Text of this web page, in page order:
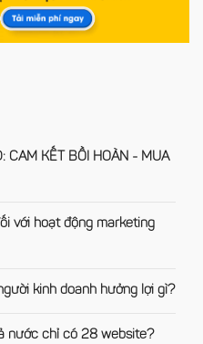
CAM KẾT BỒI HOÀN - MUA
với hoạt động marketing
kinh doanh hưởng lợi gì?
nước chỉ có 28 website?